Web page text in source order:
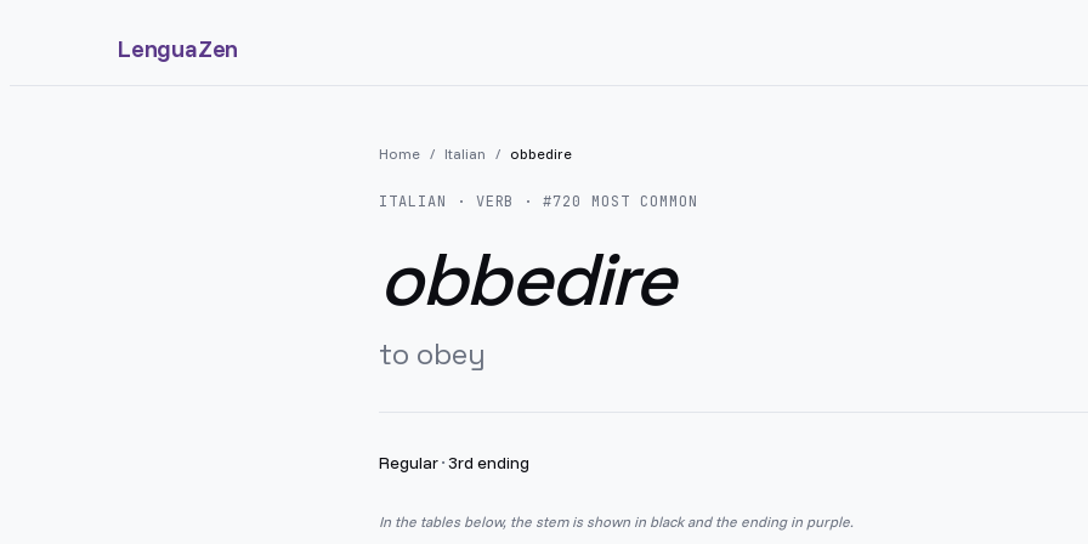
LenguaZen
Home / Italian / obbedire
ITALIAN · VERB · #720 MOST COMMON
obbedire
to obey
Regular·3rd ending
In the tables below, the stem is shown in black and the ending in purple.